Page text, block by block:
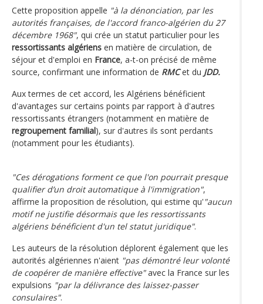
Cette proposition appelle "à la dénonciation, par les
autorités françaises, de l'accord franco-algérien du 27
décembre 1968", qui crée un statut particulier pour les
ressortissants algériens en matière de circulation, de
séjour et d'emploi en France, a-t-on précisé de même
source, confirmant une information de RMCet du JDD.
Aux termes de cet accord, les Algériens bénéficient
d'avantages sur certains points par rapport à d'autres
ressortissants étrangers (notamment en matière de
regroupement familial), sur d'autres ils sont perdants
(notamment pour les étudiants).
"Ces dérogations forment ce que l'on pourrait presque
qualifier d’un droit automatique à l'immigration",
affirme la proposition de résolution, qui estime qu' "aucun
motif ne justifie désormais que les ressortissants
algériens bénéficient d'un tel statut juridique".
Les auteurs de la résolution déplorent également que les
autorités algériennes n'aient "pas démontré leur volonté
de coopérer de manière effective"avec la France sur les
expulsions "par la délivrance des laissez-passer
consulaires".